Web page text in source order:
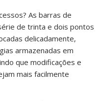
As barras de
de trinta e dois pontos
delicadamente,
armazenadas em
que modificações e
mais facilmente